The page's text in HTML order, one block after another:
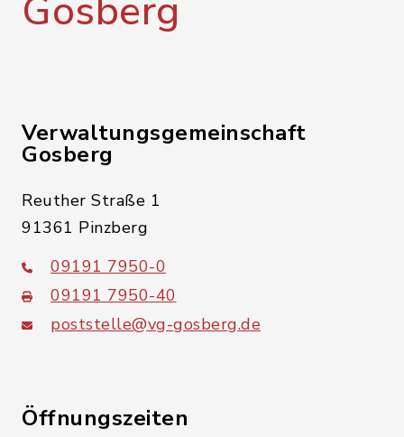
Gosberg
Verwaltungsgemeinschaft
Gosberg
Reuther Straße 1
91361 Pinzberg
09191 7950-0
09191 7950-40
poststelle@vg-gosberg.de
Öffnungszeiten